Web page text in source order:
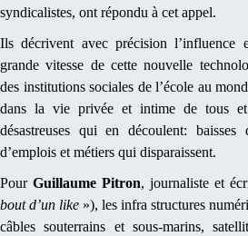
syndicalistes, ont répondu à cet appel.
Ils décrivent avec précision l’influence
grande vitesse de cette nouvelle
des institutions sociales de l’école au
dans la vie privée et intime de tous et
désastreuses qui en découlent: baisses
d’emplois et métiers qui disparaissent.
Pour Guillaume Pitron, journaliste et
bout d’un like »), les infra structures
câbles souterrains et sous-marins,